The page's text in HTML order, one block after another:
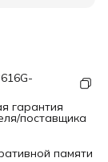
гарантия
поставщика
памяти